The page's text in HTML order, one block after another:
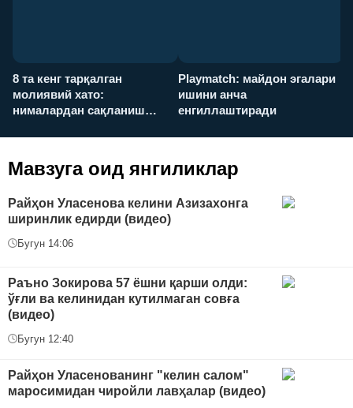
8 та кенг тарқалган
молиявий хато:
нималардан сақланиш
Playmatch: майдон эгалари
ишини анча
енгиллаштиради
Мавзуга оид янгиликлар
Райҳон Уласенова келини Азизахонга
ширинлик едирди (видео)
Бугун 14:06
Раъно Зокирова 57 ёшни қарши олди:
ўғли ва келинидан кутилмаган совға
(видео)
Бугун 12:40
Райҳон Уласенованинг "келин салом"
маросимидан чиройли лавҳалар (видео)